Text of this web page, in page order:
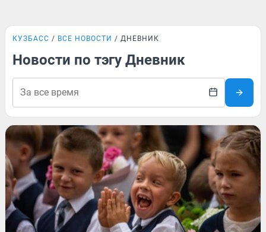
КУЗБАСС ВСЕ НОВОСТИ ДНЕВНИК
Новости по тэгу Дневник